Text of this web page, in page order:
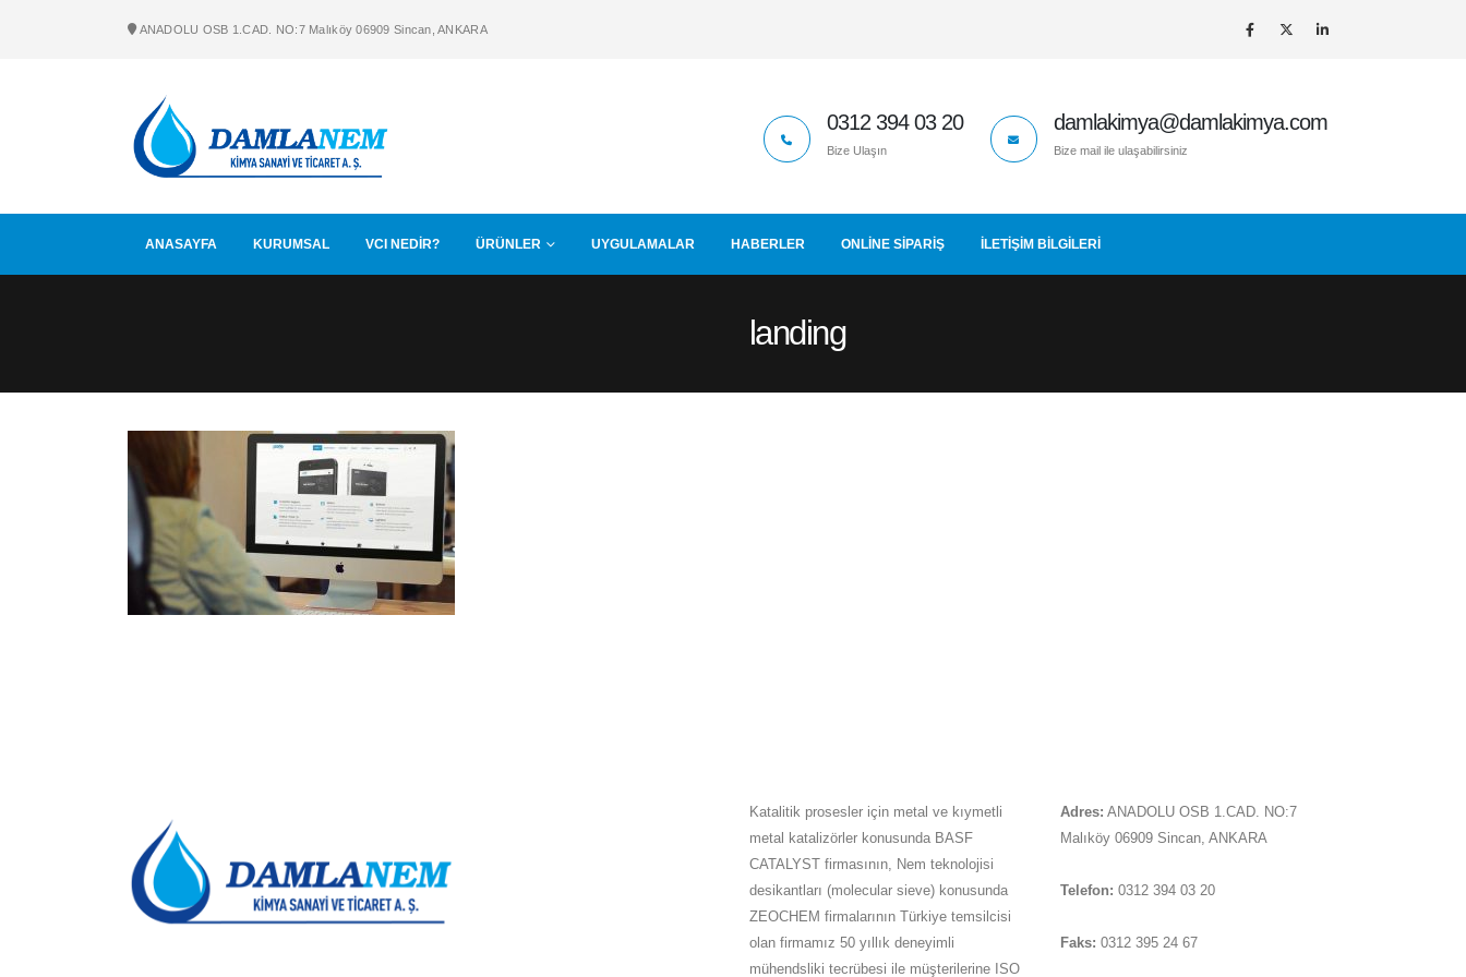
ANADOLU OSB 1.CAD. NO:7 Malıköy 06909 Sincan, ANKARA
0312 394 03 20
Bize Ulaşın
damlakimya@damlakimya.com
Bize mail ile ulaşabilirsiniz
ANASAYFA KURUMSAL VCI NEDİR? ÜRÜNLER UYGULAMALAR HABERLER ONLINE SIPARIŞ İLETIŞIM BİLGİLERİ
landing
Katalitik prosesler için metal ve kıymetli
metal katalizörler konusunda BASF
CATALYST firmasının, Nem teknolojisi
desikantları (molecular sieve) konusunda
ZEOCHEM firmalarının Türkiye temsilcisi
olan firmamız 50 yıllık deneyimli
mühendsliki tecrübesi ile müşterilerine ISO
Adres: ANADOLU OSB 1.CAD. NO:7
Malıköy 06909 Sincan, ANKARA
Telefon: 0312 394 03 20
Faks: 0312 395 24 67